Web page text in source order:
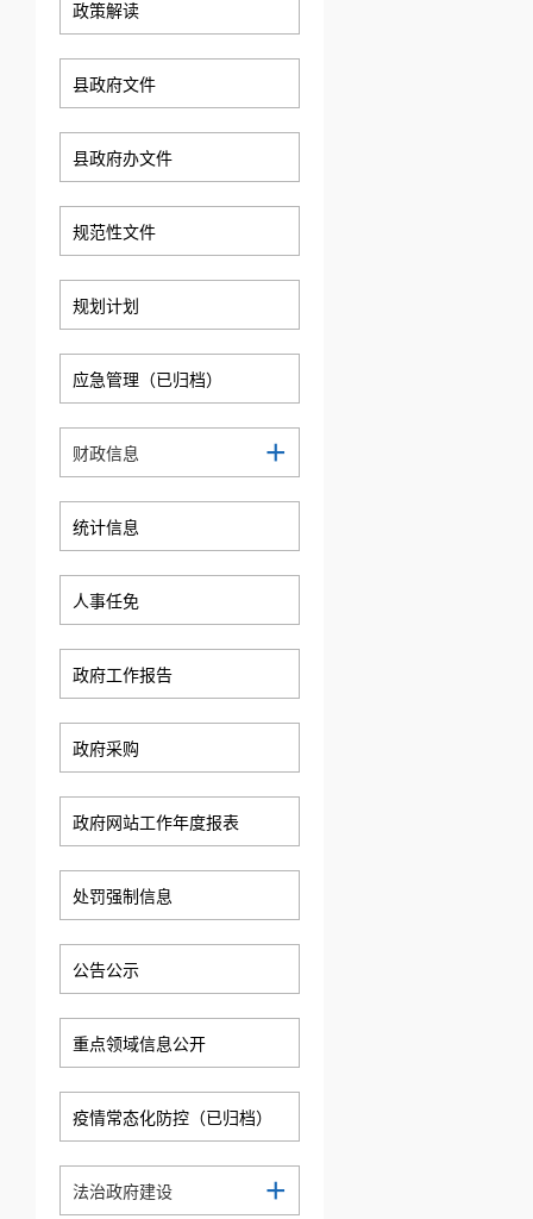
政策解读
县政府文件
县政府办文件
规范性文件
规划计划
应急管理（已归档）
财政信息 +
统计信息
人事任免
政府工作报告
政府采购
政府网站工作年度报表
处罚强制信息
公告公示
重点领域信息公开
疫情常态化防控（已归档）
法治政府建设 +